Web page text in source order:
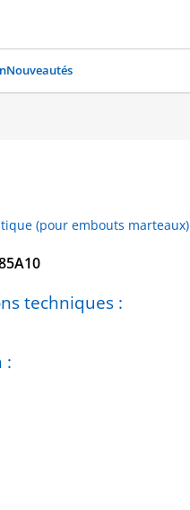
Nouveautés
(pour embouts marteaux)
techniques :
: